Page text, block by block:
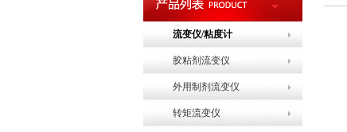
流变仪/粘度计
胶粘剂流变仪
外用制剂流变仪
转矩流变仪